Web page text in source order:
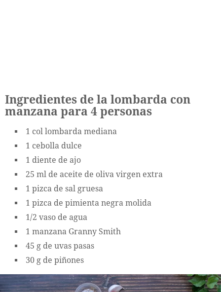
Ingredientes de la lombarda con
manzana para 4 personas
1 col lombarda mediana
1 cebolla dulce
1 diente de ajo
25 ml de aceite de oliva virgen extra
1 pizca de sal gruesa
1 pizca de pimienta negra molida
1/2 vaso de agua
1 manzana Granny Smith
45 g de uvas pasas
30 g de piñones